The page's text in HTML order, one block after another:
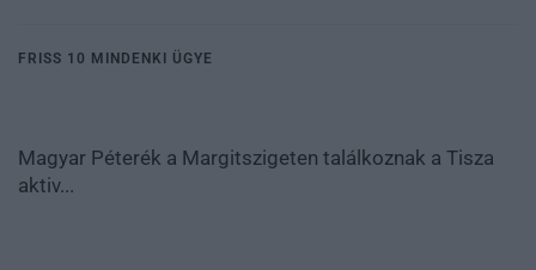
FRISS 10 MINDENKI ÜGYE
Magyar Péterék a Margitszigeten találkoznak a Tisza
aktiv...